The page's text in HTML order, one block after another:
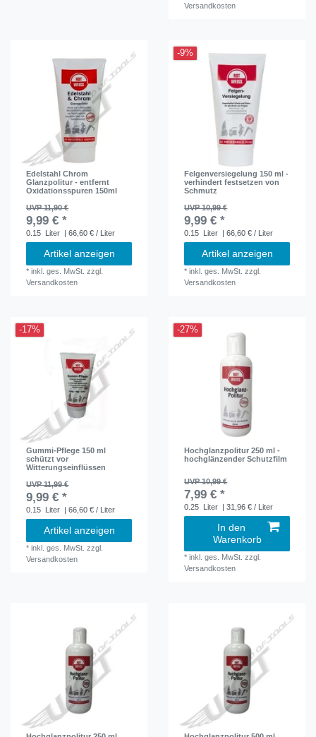
Versandkosten
Edelstahl Chrom
Glanzpolitur - entfernt
Oxidationsspuren 150ml
UVP 11,90 €
9,99 € *
0.15 Liter | 66,60 € / Liter
Artikel anzeigen
*inkl. ges. MwSt. zzgl.
Versandkosten
-9%
Felgenversiegelung 150 ml -
verhindert festsetzen von
Schmutz
UVP 10,99 €
9,99 € *
0.15 Liter | 66,60 € / Liter
Artikel anzeigen
*inkl. ges. MwSt. zzgl.
Versandkosten
-17%
Gummi-Pflege 150 ml
schützt vor
Witterungseinflüssen
UVP 11,99 €
9,99 € *
0.15 Liter | 66,60 € / Liter
Artikel anzeigen
*inkl. ges. MwSt. zzgl.
Versandkosten
-27%
Hochglanzpolitur 250 ml -
hochglänzender Schutzfilm
UVP 10,99 €
7,99 € *
0.25 Liter | 31,96 € / Liter
In den
Warenkorb
*inkl. ges. MwSt. zzgl.
Versandkosten